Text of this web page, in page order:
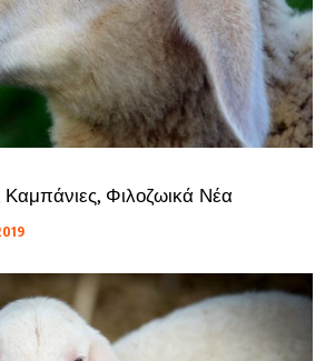
Καμπάνιες, Φιλοζωικά Νέα